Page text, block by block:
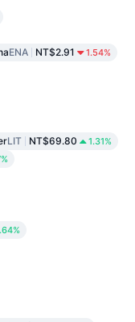
ENA NT$2.91 1.54%
LIT NT$69.80 1.31%